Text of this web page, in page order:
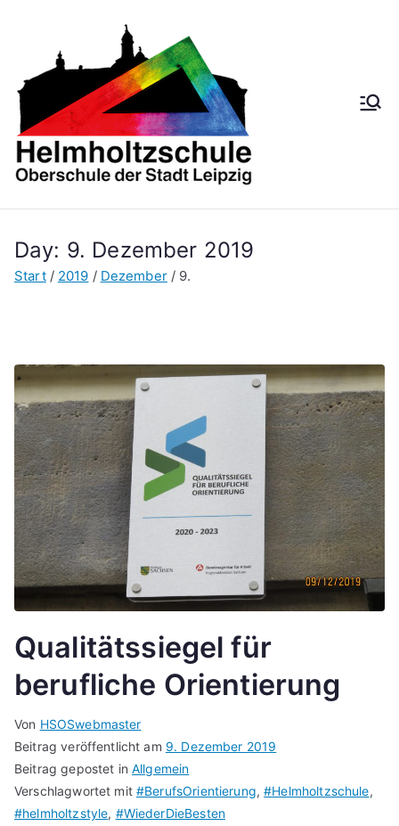
springen
ule
Day: 9. Dezember 2019
Start 2019 Dezember 9.
Qualitätssiegel für
berufliche Orientierung
Von HSOSwebmaster
Beitrag veröffentlicht am 9. Dezember 2019
Beitrag gepostet inAllgemein
Verschlagwortet mit#BerufsOrientierung,#Helmholtzschule,
#helmholtzstyle, #WiederDieBesten